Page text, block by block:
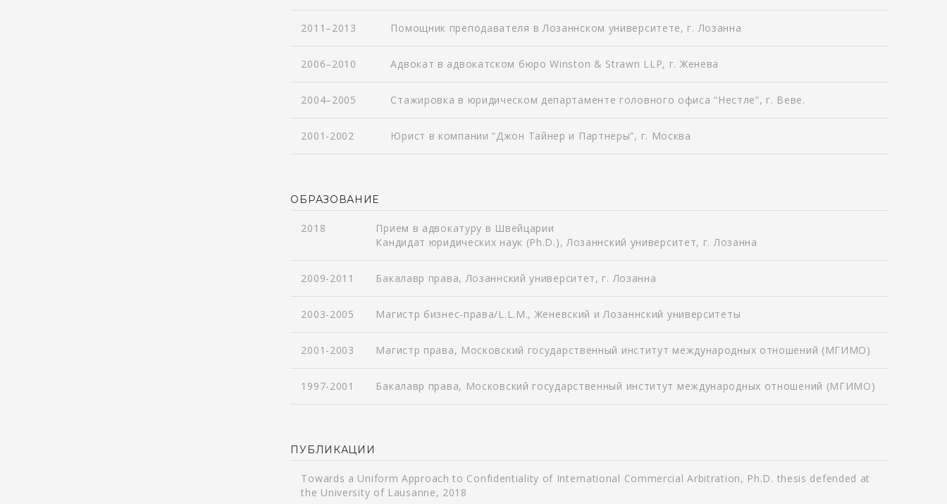
2011–2013 Помощник преподавателя в Лозаннском университете, г. Лозанна
2006–2010 Адвокат в адвокатском бюро Winston & Strawn LLP, г. Женева
2004–2005 Стажировка в юридическом департаменте головного офиса “Нестле”, г. Веве.
2001-2002 Юрист в компании “Джон Тайнер и Партнеры”, г. Москва
ОБРАЗОВАНИЕ
2018
Прием в адвокатуру в Швейцарии
Кандидат юридических наук (Ph.D.), Лозаннский университет, г. Лозанна
2009-2011 Бакалавр права, Лозаннский университет, г. Лозанна
2003-2005 Магистр бизнес-права/L.L.M., Женевский и Лозаннский университеты
2001-2003 Магистр права, Московский государственный институт международных отношений (МГИМО)
1997-2001 Бакалавр права, Московский государственный институт международных отношений (МГИМО)
ПУБЛИКАЦИИ
Towards a Uniform Approach to Confidentiality of International Commercial Arbitration, Ph.D. thesis defended at
the University of Lausanne, 2018